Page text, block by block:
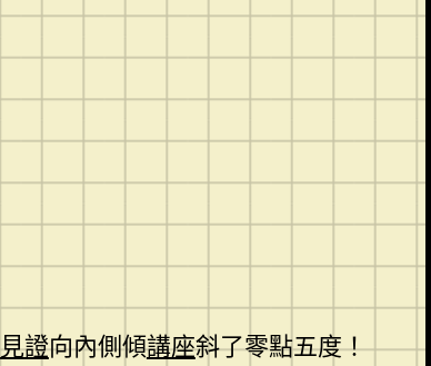
見證向內側傾講座斜了零點五度！